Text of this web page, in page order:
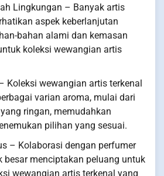
Lingkungan – Banyak artis
aspek keberlanjutan
bahan alami dan kemasan
koleksi wewangian artis
Koleksi wewangian artis terkenal
varian aroma, mulai dari
ringan, memudahkan
pilihan yang sesuai.
– Kolaborasi dengan perfumer
besar menciptakan peluang untuk
wewangian artis terkenal yang